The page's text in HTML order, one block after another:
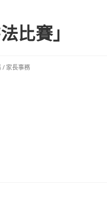
比賽」
/ 家長事務